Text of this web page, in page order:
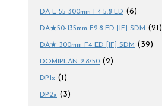
DA L 55-300mm F4-5.8 ED (6)
DA★50-135mm F2.8 ED [IF] SDM (21)
DA★ 300mm F4 ED [IF] SDM (39)
DOMIPLAN 2.8/50 (2)
DP1x (1)
DP2x (3)